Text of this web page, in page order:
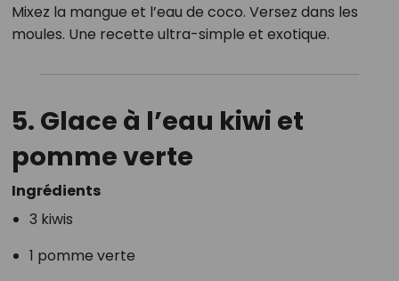
Mixez la mangue et l’eau de coco. Versez dans les
moules. Une recette ultra-simple et exotique.
5. Glace à l’eau kiwi et
pomme verte
Ingrédients
3 kiwis
1 pomme verte